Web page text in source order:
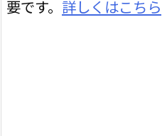
要です。 詳しくはこちら